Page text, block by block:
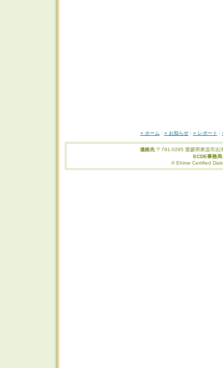
» ホーム | » お知らせ| » レポート |
連絡先 〒791-0295 愛媛県東温市志
ECDE事務
© Ehime Certified